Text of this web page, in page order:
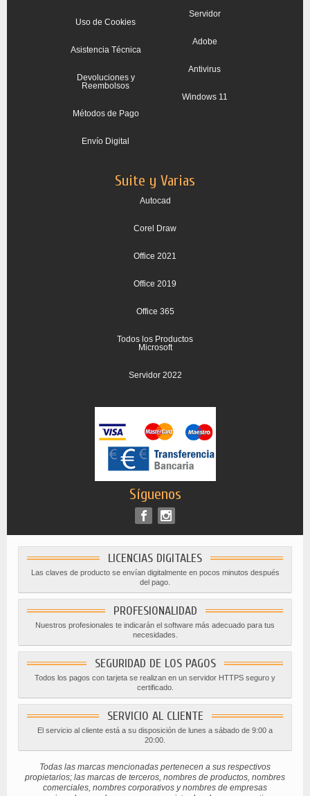
Uso de Cookies
Asistencia Técnica
Devoluciones y
Reembolsos
Métodos de Pago
Envío Digital
Servidor
Adobe
Antivirus
Windows 11
Suite y Varias
Autocad
Corel Draw
Office 2021
Office 2019
Office 365
Todos los Productos
Microsoft
Servidor 2022
Síguenos
LICENCIAS DIGITALES
Las claves de producto se envían digitalmente en pocos minutos después
del pago.
PROFESIONALIDAD
Nuestros profesionales te indicarán el software más adecuado para tus
necesidades.
SEGURIDAD DE LOS PAGOS
Todos los pagos con tarjeta se realizan en un servidor HTTPS seguro y
certificado.
SERVICIO AL CLIENTE
El servicio al cliente está a su disposición de lunes a sábado de 9:00 a
20:00.
Todas las marcas mencionadas pertenecen a sus respectivos
propietarios; las marcas de terceros, nombres de productos, nombres
comerciales, nombres corporativos y nombres de empresas